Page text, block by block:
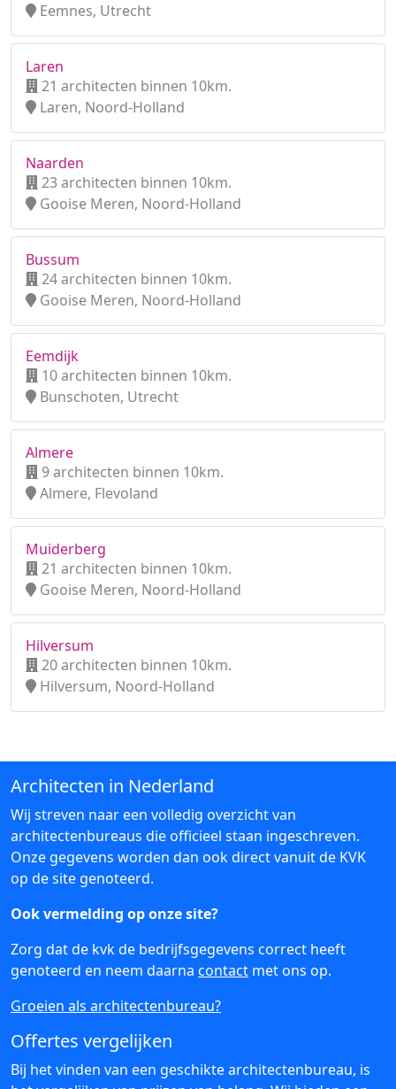
Eemnes, Utrecht
Laren
21 architecten binnen 10km.
Laren, Noord-Holland
Naarden
23 architecten binnen 10km.
Gooise Meren, Noord-Holland
Bussum
24 architecten binnen 10km.
Gooise Meren, Noord-Holland
Eemdijk
10 architecten binnen 10km.
Bunschoten, Utrecht
Almere
9 architecten binnen 10km.
Almere, Flevoland
Muiderberg
21 architecten binnen 10km.
Gooise Meren, Noord-Holland
Hilversum
20 architecten binnen 10km.
Hilversum, Noord-Holland
Architecten in Nederland
Wij streven naar een volledig overzicht van
architectenbureaus die officieel staan ingeschreven.
Onze gegevens worden dan ook direct vanuit de KVK
op de site genoteerd.
Ook vermelding op onze site?
Zorg dat de kvk de bedrijfsgegevens correct heeft
genoteerd en neem daarna contact met ons op.
Groeien als architectenbureau?
Offertes vergelijken
Bij het vinden van een geschikte architectenbureau, is